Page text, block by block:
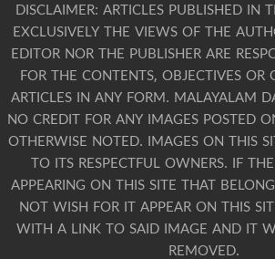
DISCLAIMER: ARTICLES PUBLISHED IN
EXCLUSIVELY THE VIEWS OF THE
EDITOR NOR THE PUBLISHER ARE
FOR THE CONTENTS, OBJECTIVES OR
ARTICLES IN ANY FORM. MALAYALAM
NO CREDIT FOR ANY IMAGES POSTED
OTHERWISE NOTED. IMAGES ON THIS
TO ITS RESPECTFUL OWNERS. IF
APPEARING ON THIS SITE THAT
NOT WISH FOR IT APPEAR ON THIS
WITH A LINK TO SAID IMAGE AND IT
REMOVED.